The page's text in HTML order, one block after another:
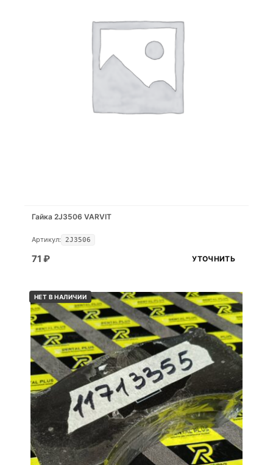
Гайка 2J3506 VARVIT
Артикул: 2J3506
71 ₽ УТОЧНИТЬ
НЕТ В НАЛИЧИИ